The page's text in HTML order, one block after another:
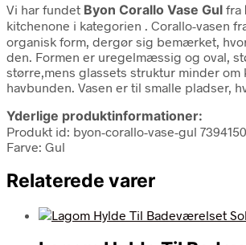
Vi har fundet Byon Corallo Vase Gul fra
kitchenone i kategorien . Corallo-vasen
organisk form, dergør sig bemærket,
den. Formen er uregelmæssig og oval,
større,mens glassets struktur minder om
havbunden. Vasen er til smalle pladser,
Yderlige produktinformationer:
Produkt id: byon-corallo-vase-gul
Farve: Gul
Relaterede varer